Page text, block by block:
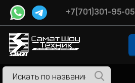
+7(701)301-95-05